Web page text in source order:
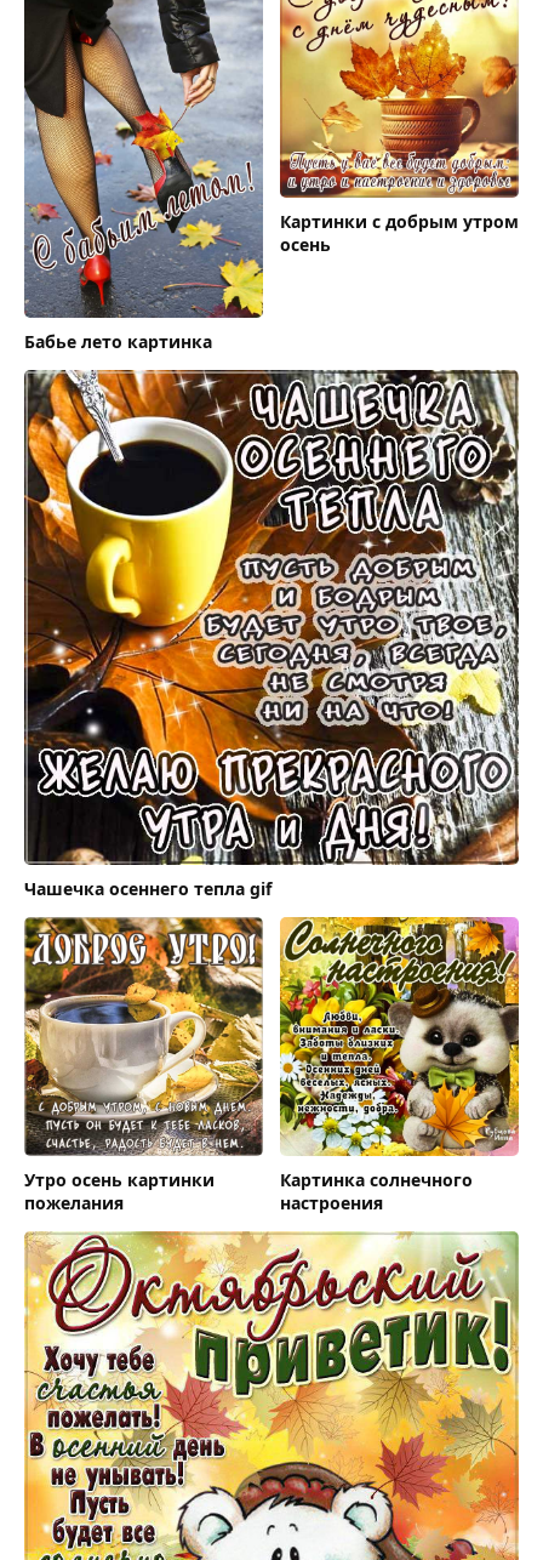
Бабье лето картинка
Картинки с добрым утром
осень
Чашечка осеннего тепла gif
Утро осень картинки
пожелания
Картинка солнечного
настроения